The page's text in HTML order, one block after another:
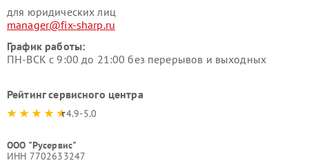
для юридических лиц
manager@fix-sharp.ru
График работы:
ПН-ВСК с 9:00 до 21:00 без перерывов и выходных
Рейтинг сервисного центра
4.9-5.0
ООО "Русервис"
ИНН 7702633247